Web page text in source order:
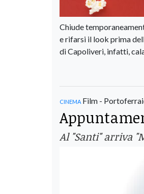
Chiude
e rifarsi il look prima
di Capoliveri, infatti,
cinema Film -
Al "Santi" arriva